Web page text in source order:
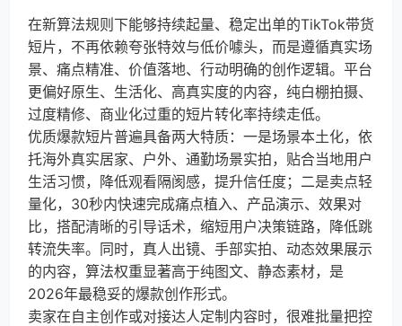
在新算法规则下能够持续起量、稳定出单的TikTok带货
短片，不再依赖夸张特效与低价噱头，而是遵循真实场
景、痛点精准、价值落地、行动明确的创作逻辑。平台
更偏好原生、生活化、高真实度的内容，纯白棚拍摄、
过度精修、商业化过重的短片转化率持续走低。
优质爆款短片普遍具备两大特质：一是场景本土化，依
托海外真实居家、户外、通勤场景实拍，贴合当地用户
生活习惯，降低观看隔阂感，提升信任度；二是卖点轻
量化，30秒内快速完成痛点植入、产品演示、效果对
比，搭配清晰的引导话术，缩短用户决策链路，降低跳
转流失率。同时，真人出镜、手部实拍、动态效果展示
的内容，算法权重显著高于纯图文、静态素材，是
2026年最稳妥的爆款创作形式。
卖家在自主创作或对接达人定制内容时，很难批量把控